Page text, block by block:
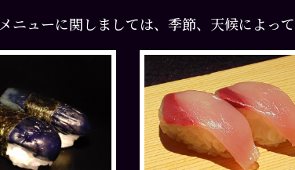
メニューに関しましては、季節、天候によっ